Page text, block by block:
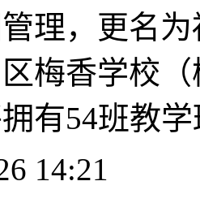
理，更名
梅香学校
拥有54班教
14:21